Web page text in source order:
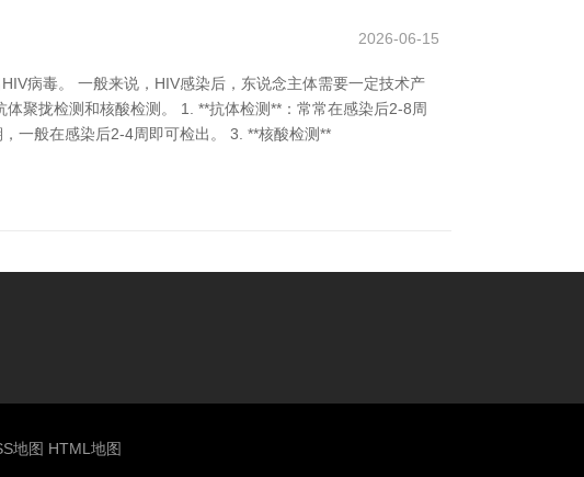
2026-06-15
病毒。 一般来说，HIV感染后，东说念主体需要一定技术产
聚拢检测和核酸检测。 1. **抗体检测**：常常在感染后2-8周
一般在感染后2-4周即可检出。 3. **核酸检测**
地图 HTML地图